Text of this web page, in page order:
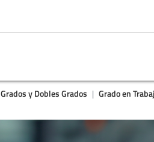
Grados y Dobles Grados Grado en